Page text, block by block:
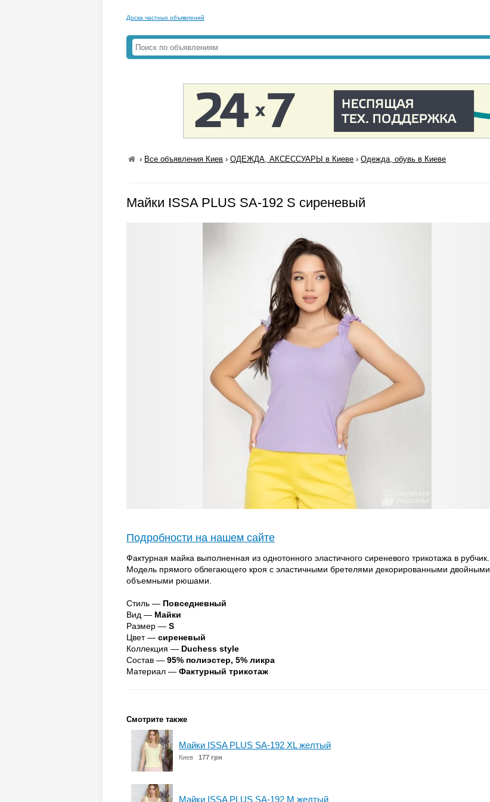
Доска частных объявлений
› Все объявления Киев ›ОДЕЖДА, АКСЕССУАРЫ в Киеве ›Одежда, обувь в Киеве
Майки ISSA PLUS SA-192 S сиреневый
Подробности на нашем сайте
Фактурная майка выполненная из однотонного эластичного сиреневого трикотажа в рубчик.
Модель прямого облегающего кроя с эластичными бретелями декорированными двойными
объемными рюшами.
Стиль — Повседневный
Вид — Майки
Размер — S
Цвет — сиреневый
Коллекция — Duchess style
Состав — 95% полиэстер, 5% ликра
Материал — Фактурный трикотаж
Смотрите также
Майки ISSA PLUS SA-192 XL желтый
Киев 177 грн
Майки ISSA PLUS SA-192 M желтый